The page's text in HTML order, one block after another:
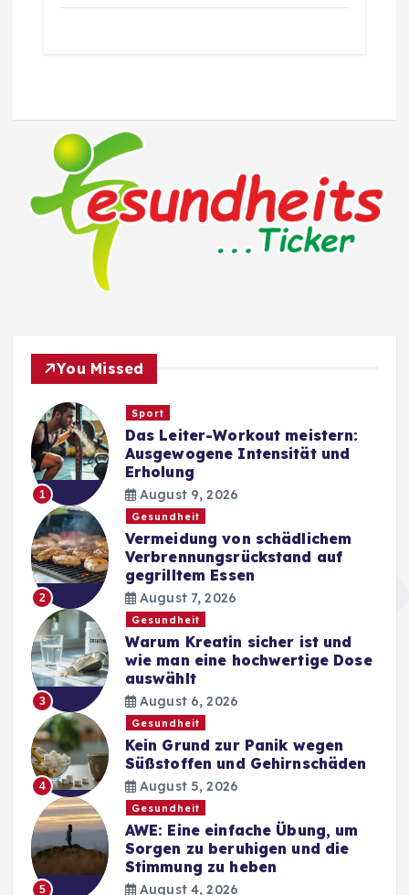
You Missed
1
Sport
Das Leiter-Workout meistern:
Ausgewogene Intensität und
Erholung
August 9, 2026
2
Gesundheit
Vermeidung von schädlichem
Verbrennungsrückstand auf
gegrilltem Essen
August 7, 2026
3
Gesundheit
Warum Kreatin sicher ist und
wie man eine hochwertige Dose
auswählt
August 6, 2026
4
Gesundheit
Kein Grund zur Panik wegen
Süßstoffen und Gehirnschäden
August 5, 2026
5
Gesundheit
AWE: Eine einfache Übung, um
Sorgen zu beruhigen und die
Stimmung zu heben
August 4, 2026